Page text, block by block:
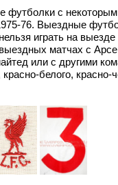
футболки с
76. Выездные
играть на выезде
матчах с
или с другими
белого, красно-